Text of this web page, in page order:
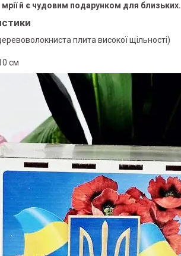
й є чудовим подарунком для близьких.
плита високої щільності)
см